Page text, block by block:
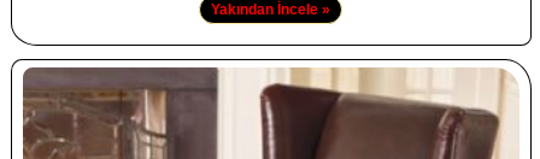
Yakından İncele »